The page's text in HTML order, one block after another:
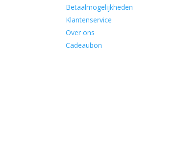
Betaalmogelijkheden
Klantenservice
Over ons
Cadeaubon